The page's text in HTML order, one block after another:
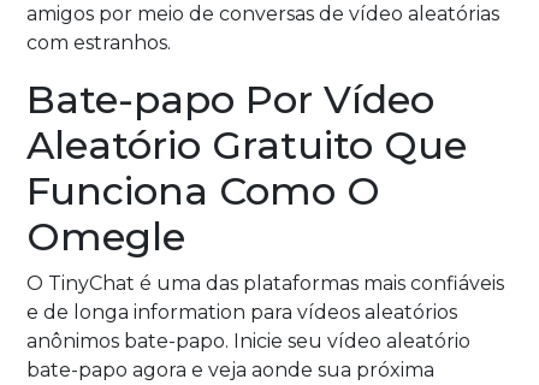
amigos por meio de conversas de vídeo aleatórias
com estranhos.
Bate-papo Por Vídeo
Aleatório Gratuito Que
Funciona Como O
Omegle
O TinyChat é uma das plataformas mais confiáveis
e de longa information para vídeos aleatórios
anônimos bate-papo. Inicie seu vídeo aleatório
bate-papo agora e veja aonde sua próxima